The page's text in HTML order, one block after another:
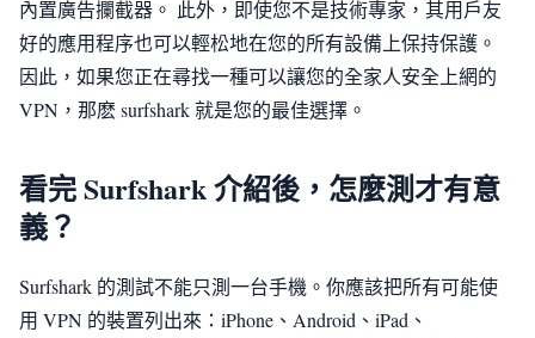
內置廣告攔截器。 此外，即使您不是技術專家，其用戶友
好的應用程序也可以輕松地在您的所有設備上保持保護。
因此，如果您正在尋找一種可以讓您的全家人安全上網的
VPN，那麽 surfshark 就是您的最佳選擇。
看完 Surfshark 介紹後，怎麼測才有意
義？
Surfshark 的測試不能只測一台手機。你應該把所有可能使
用 VPN 的裝置列出來：iPhone、Android、iPad、